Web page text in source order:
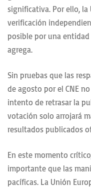
significativa. Por ello,
verificación
posible por una
agrega.
Sin pruebas que las
de agosto por el CNE
intento de retrasar la
votación solo arrojará
resultados publicados
En este momento
importante que las
pacíficas. La Unión